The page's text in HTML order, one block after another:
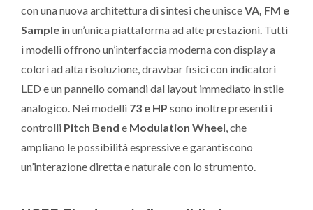
con una nuova architettura di sintesi che unisceVA, FM e
Sample in un’unica piattaforma ad alte prestazioni. Tutti
i modelli offrono un’interfaccia moderna con display a
colori ad alta risoluzione, drawbar fisici con indicatori
LED e un pannello comandi dal layout immediato in stile
analogico. Nei modelli 73 e HP sono inoltre presenti i
controlli Pitch Bend e Modulation Wheel , che
ampliano le possibilità espressive e garantiscono
un’interazione diretta e naturale con lo strumento.